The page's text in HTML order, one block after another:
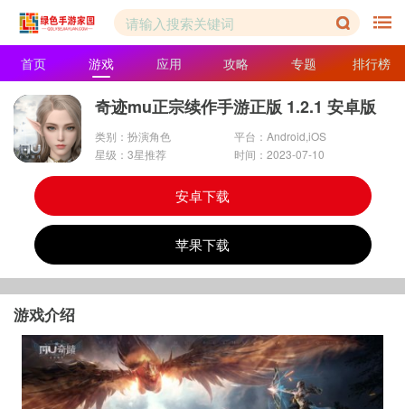
首页 游戏 应用 攻略 专题 排行榜
奇迹mu正宗续作手游正版 1.2.1 安卓版
类别：扮演角色
平台：Android,iOS
星级：3星推荐
时间：2023-07-10
安卓下载
苹果下载
游戏介绍